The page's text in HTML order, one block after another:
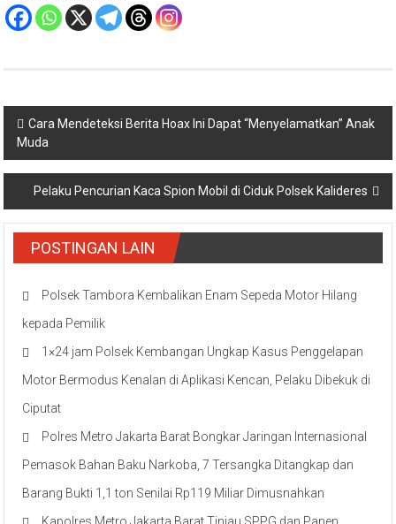
Navigasi
pos
Cara Mendeteksi Berita Hoax Ini Dapat “Menyelamatkan” Anak
Muda
Pelaku Pencurian Kaca Spion Mobil di Ciduk Polsek Kalideres
POSTINGAN LAIN
Polsek Tambora Kembalikan Enam Sepeda Motor Hilang
kepada Pemilik
1×24 jam Polsek Kembangan Ungkap Kasus Penggelapan
Motor Bermodus Kenalan di Aplikasi Kencan, Pelaku Dibekuk di
Ciputat
Polres Metro Jakarta Barat Bongkar Jaringan Internasional
Pemasok Bahan Baku Narkoba, 7 Tersangka Ditangkap dan
Barang Bukti 1,1 ton Senilai Rp119 Miliar Dimusnahkan